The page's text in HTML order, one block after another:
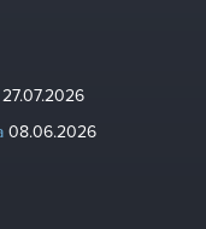
27.07.2026
08.06.2026